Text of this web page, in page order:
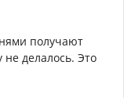
получают
делалось. Это